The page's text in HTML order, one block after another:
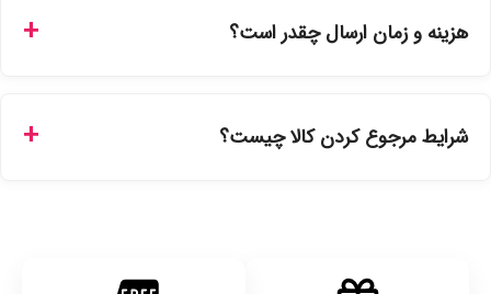
نمایندگی‌های معتبر تهیه شده و دارای بچ‌کد قابل استعلام هستند.
هزینه و زمان ارسال چقدر است؟
انتخاب کنید و برای شهرستان‌ها بین یک الی ۳ روز کاری از طریق
شرایط مرجوع کردن کالا چیست؟